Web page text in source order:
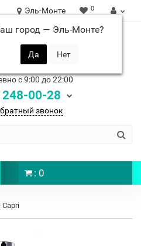
Эль-Монте
город — Эль-Монте?
0
с 9:00 до 22:00
248-00-28
звонок
: 0
Capri